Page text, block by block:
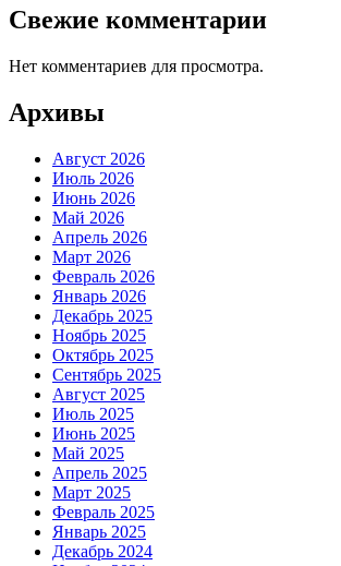
Свежие комментарии
Нет комментариев для просмотра.
Архивы
Август 2026
Июль 2026
Июнь 2026
Май 2026
Апрель 2026
Март 2026
Февраль 2026
Январь 2026
Декабрь 2025
Ноябрь 2025
Октябрь 2025
Сентябрь 2025
Август 2025
Июль 2025
Июнь 2025
Май 2025
Апрель 2025
Март 2025
Февраль 2025
Январь 2025
Декабрь 2024